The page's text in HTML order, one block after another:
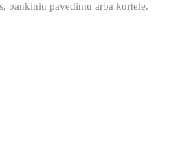
bankiniu pavedimu arba kortele.